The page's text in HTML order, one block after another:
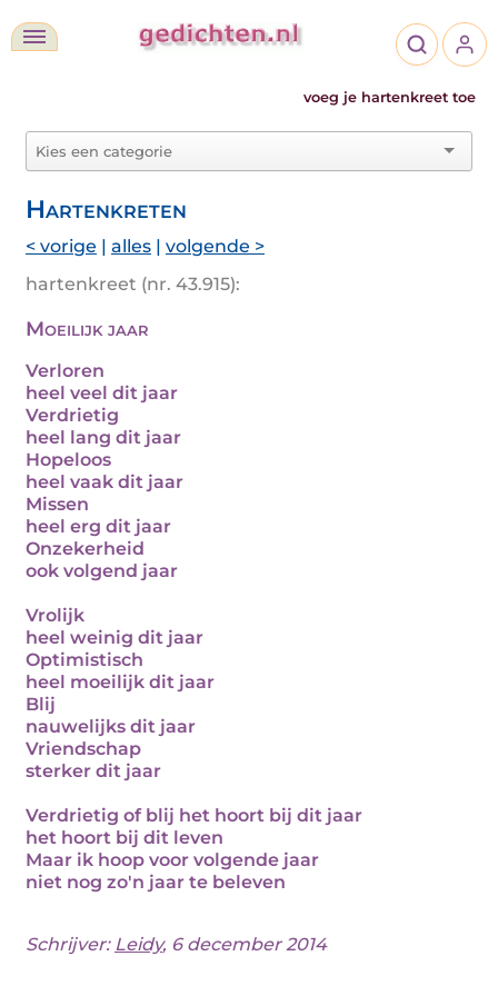
voeg je hartenkreet toe
Hartenkreten
< vorige | alles | volgende >
hartenkreet (nr. 43.915):
Moeilijk jaar
Verloren
heel veel dit jaar
Verdrietig
heel lang dit jaar
Hopeloos
heel vaak dit jaar
Missen
heel erg dit jaar
Onzekerheid
ook volgend jaar
Vrolijk
heel weinig dit jaar
Optimistisch
heel moeilijk dit jaar
Blij
nauwelijks dit jaar
Vriendschap
sterker dit jaar
Verdrietig of blij het hoort bij dit jaar
het hoort bij dit leven
Maar ik hoop voor volgende jaar
niet nog zo'n jaar te beleven
Schrijver: Leidy, 6 december 2014